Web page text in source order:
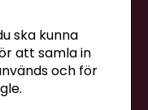
ska kunna
att samla in
och för